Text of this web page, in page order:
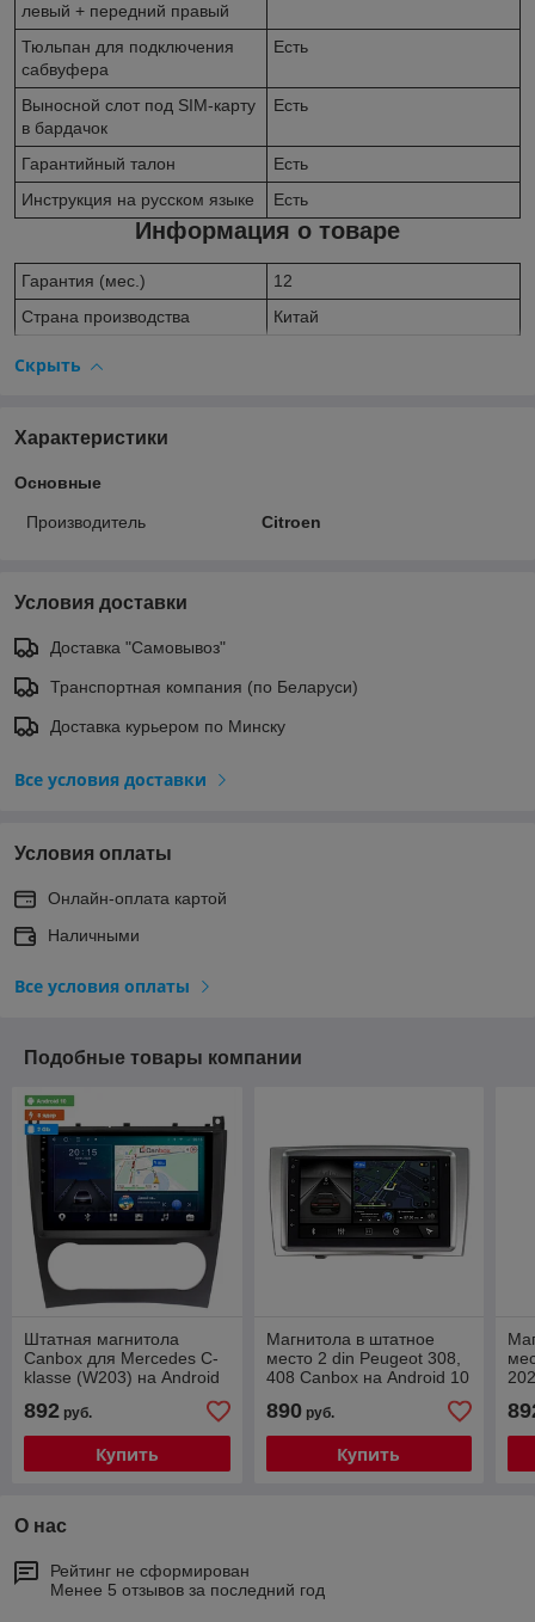
левый + передний правый
Тюльпан для подключения
сабвуфера
Есть
Выносной слот под SIM-карту
в бардачок
Есть
Гарантийный талон
Есть
Инструкция на русском языке
Есть
Информация о товаре
Гарантия (мес.)
12
Страна производства
Китай
Скрыть
Характеристики
Основные
Производитель Citroen
Условия доставки
Доставка "Самовывоз"
Транспортная компания (по Беларуси)
Доставка курьером по Минску
Все условия доставки
Условия оплаты
Онлайн-оплата картой
Наличными
Все условия оплаты
Подобные товары компании
Штатная магнитола
Canbox для Mercedes C-
klasse (W203) на Android
10 (4G-SIM, 2/32, TS18,
DSP, QLed)
892 руб.
Купить
Магнитола в штатное
место 2 din Peugeot 308,
408 Canbox на Android 10
(4G-SIM, 2/32, DSP, QLed)
890руб.
Купить
О нас
Рейтинг не сформирован
Менее 5 отзывов за последний год